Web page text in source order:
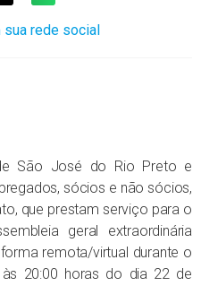
sua rede social
São José do Rio Preto e
sócios e não sócios,
que prestam serviço para o
geral extraordinária
remota/virtual durante o
20:00 horas do dia 22 de